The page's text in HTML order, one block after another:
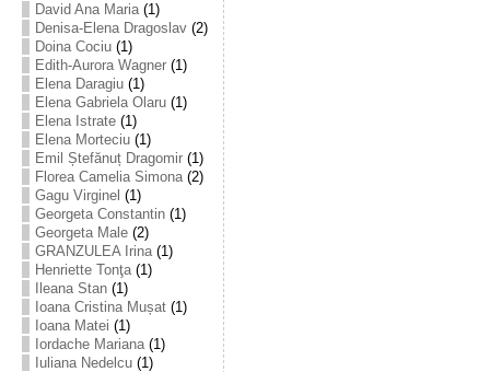
David Ana Maria(1)
Denisa-Elena Dragoslav(2)
Doina Cociu(1)
Edith-Aurora Wagner(1)
Elena Daragiu(1)
Elena Gabriela Olaru(1)
Elena Istrate(1)
Elena Morteciu(1)
Emil Ștefănuț Dragomir(1)
Florea Camelia Simona(2)
Gagu Virginel (1)
Georgeta Constantin(1)
Georgeta Male(2)
GRANZULEA Irina(1)
Henriette Tonţa(1)
Ileana Stan(1)
Ioana Cristina Mușat(1)
Ioana Matei (1)
Iordache Mariana(1)
Iuliana Nedelcu(1)